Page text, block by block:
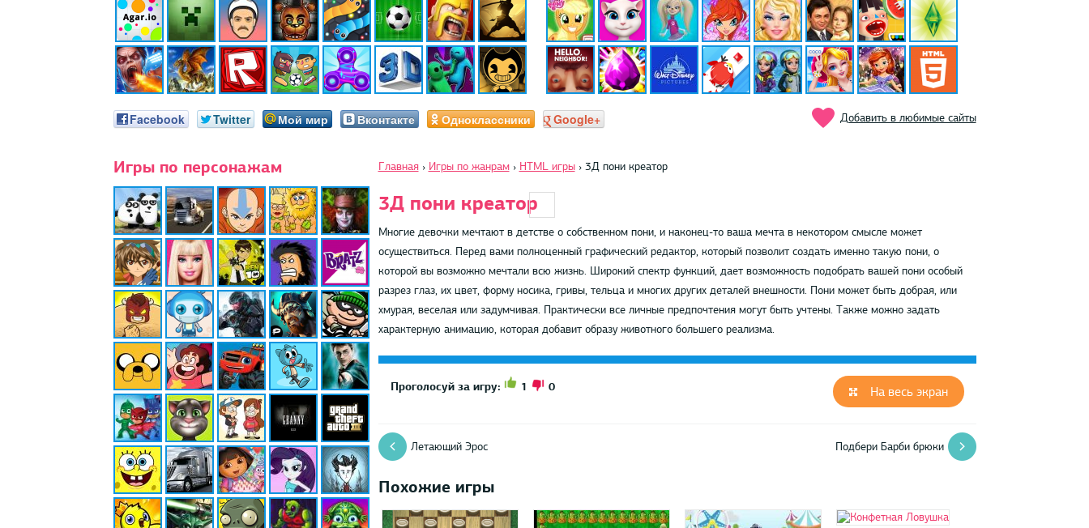
Facebook Twitter Мой мир Вконтакте Одноклассники Google+ Добавить в любимые сайты
Игры по персонажам Главная › Игры по жанрам › HTML игры › 3Д пони креатор
3Д пони креатор
Многие девочки мечтают в детстве о собственном пони, и наконец-то ваша мечта в некотором смысле может
осуществиться. Перед вами полноценный графический редактор, который позволит создать именно такую пони, о
которой вы возможно мечтали всю жизнь. Широкий спектр функций, дает возможность подобрать вашей пони особый
разрез глаз, их цвет, форму носика, гривы, тельца и многих других деталей внешности. Пони может быть добрая, или
хмурая, веселая или задумчивая. Практически все личные предпочтения могут быть учтены. Также можно задать
характерную анимацию, которая добавит образу животного большего реализма.
На весь экран
Проголосуй за игру: 1 0
Летающий Эрос Подбери Барби брюки
Похожие игры